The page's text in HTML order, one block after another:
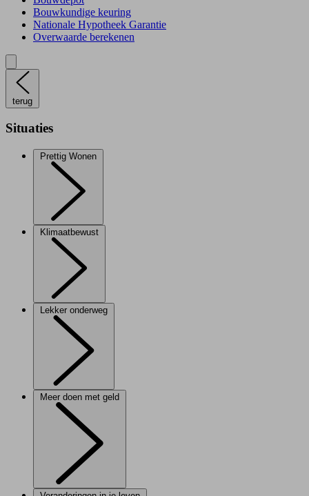
Bouwkundige keuring
Nationale Hypotheek Garantie
Overwaarde berekenen
terug
Situaties
Prettig Wonen
Klimaatbewust
Lekker onderweg
Meer doen met geld